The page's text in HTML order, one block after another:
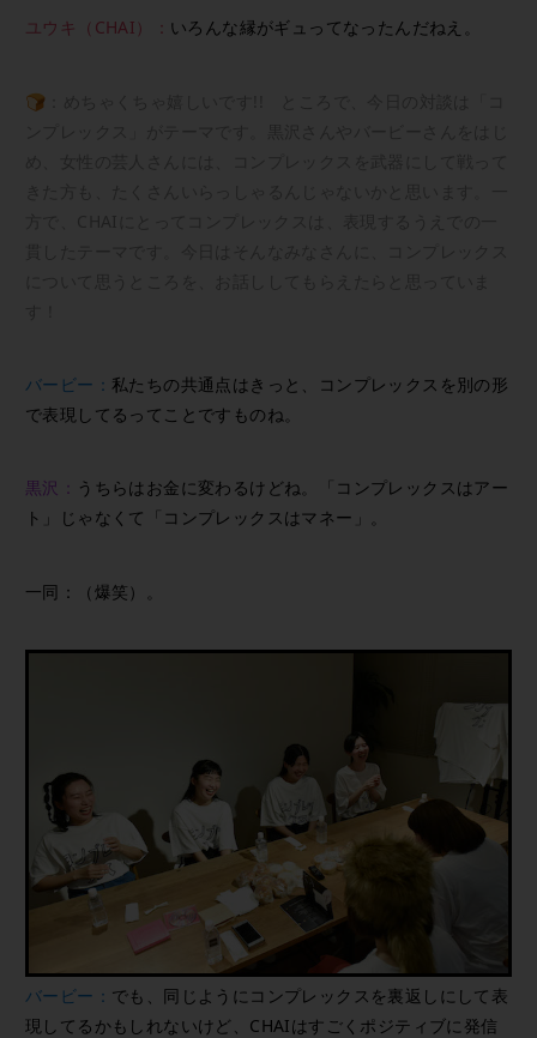
ユウキ（CHAI）： いろんな縁がギュってなったんだねえ。
🍞：めちゃくちゃ嬉しいです!! ところで、今日の対談は「コ
バービー： 私たちの共通点はきっと、コンプレックスを別の形
で表現してるってことですものね。
黒沢： うちらはお金に変わるけどね。「コンプレックスはアー
ト」じゃなくて「コンプレックスはマネー」。
一同：（爆笑）。
バービー： でも、同じようにコンプレックスを裏返しにして表
現してるかもしれないけど、CHAIはすごくポジティブに発信